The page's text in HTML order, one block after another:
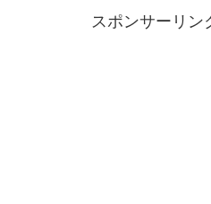
スポンサーリン